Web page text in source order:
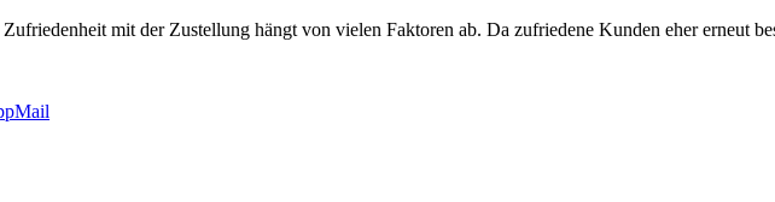
mit der Zustellung hängt von vielen Faktoren ab. Da zufriedene Kunden eher erneut
Mail